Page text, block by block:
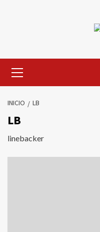
primario
INICIO LB
LB
linebacker